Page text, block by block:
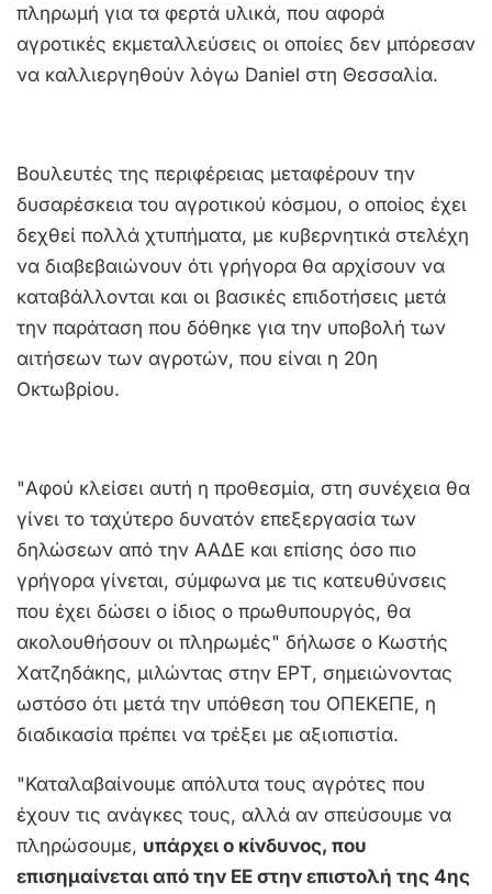
πληρωμή για τα φερτά υλικά, που αφορά
αγροτικές εκμεταλλεύσεις οι οποίες δεν μπόρεσαν
να καλλιεργηθούν λόγω Daniel στη Θεσσαλία.
Βουλευτές της περιφέρειας μεταφέρουν την
δυσαρέσκεια του αγροτικού κόσμου, ο οποίος έχει
δεχθεί πολλά χτυπήματα, με κυβερνητικά στελέχη
να διαβεβαιώνουν ότι γρήγορα θα αρχίσουν να
καταβάλλονται και οι βασικές επιδοτήσεις μετά
την παράταση που δόθηκε για την υποβολή των
αιτήσεων των αγροτών, που είναι η 20η
Οκτωβρίου.
"Αφού κλείσει αυτή η προθεσμία, στη συνέχεια θα
γίνει το ταχύτερο δυνατόν επεξεργασία των
δηλώσεων από την ΑΑΔΕ και επίσης όσο πιο
γρήγορα γίνεται, σύμφωνα με τις κατευθύνσεις
που έχει δώσει ο ίδιος ο πρωθυπουργός, θα
ακολουθήσουν οι πληρωμές" δήλωσε ο Κωστής
Χατζηδάκης, μιλώντας στην ΕΡΤ, σημειώνοντας
ωστόσο ότι μετά την υπόθεση του ΟΠΕΚΕΠΕ, η
διαδικασία πρέπει να τρέξει με αξιοπιστία.
"Καταλαβαίνουμε απόλυτα τους αγρότες που
έχουν τις ανάγκες τους, αλλά αν σπεύσουμε να
πληρώσουμε, υπάρχει ο κίνδυνος, που
επισημαίνεται από την ΕΕ στην επιστολή της 4ης